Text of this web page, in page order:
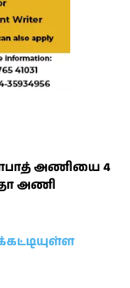
அணியை 4
அணி